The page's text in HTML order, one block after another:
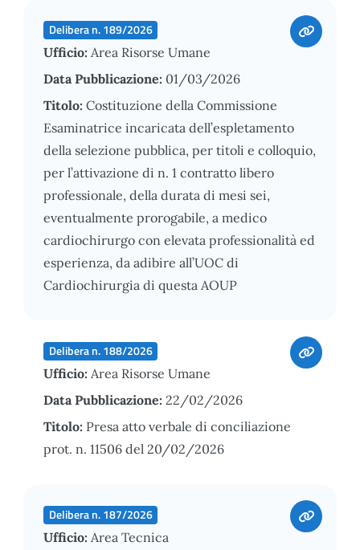
Delibera n. 189/2026
Ufficio: Area Risorse Umane
Data Pubblicazione: 01/03/2026
Titolo: Costituzione della Commissione
Esaminatrice incaricata dell’espletamento
della selezione pubblica, per titoli e colloquio,
per l’attivazione di n. 1 contratto libero
professionale, della durata di mesi sei,
eventualmente prorogabile, a medico
cardiochirurgo con elevata professionalità ed
esperienza, da adibire all’UOC di
Cardiochirurgia di questa AOUP
Delibera n. 188/2026
Ufficio: Area Risorse Umane
Data Pubblicazione: 22/02/2026
Titolo: Presa atto verbale di conciliazione
prot. n. 11506 del 20/02/2026
Delibera n. 187/2026
Ufficio: Area Tecnica